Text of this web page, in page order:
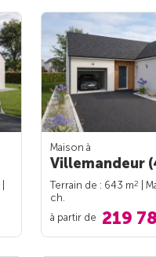
Maison à
Villemandeur
Terrain de : 643 m2 |
ch.
à partir de 219